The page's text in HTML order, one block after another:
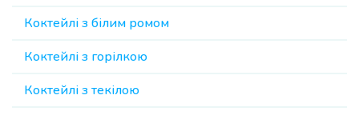
Коктейлі з білим ромом
Коктейлі з горілкою
Коктейлі з текілою